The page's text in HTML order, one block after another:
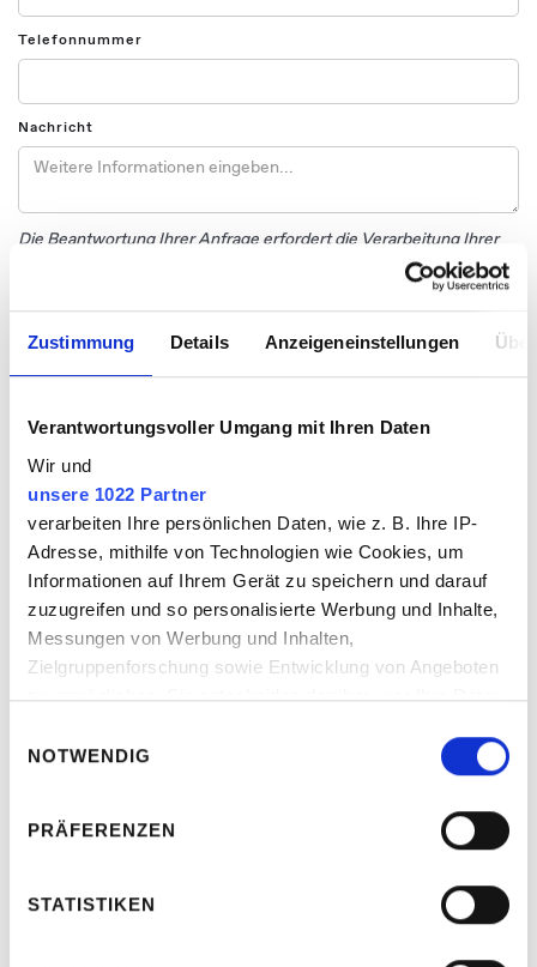
Zustimmung Details Anzeigeneinstellungen
Verantwortungsvoller Umgang mit Ihren Daten
Wir und
unsere 1022 Partner
verarbeiten Ihre persönlichen Daten, wie z. B. Ihre IP-
Adresse, mithilfe von Technologien wie Cookies, um
Informationen auf Ihrem Gerät zu speichern und darauf
zuzugreifen und so personalisierte Werbung und Inhalte,
Messungen von Werbung und Inhalten,
Zielgruppenforschung sowie Entwicklung von Angeboten
zu ermöglichen. Sie entscheiden darüber, wer Ihre Daten
jederzeit über die Cookie-Erklärung oder durch Klicken
auf das Privacy Trigger Symbol ändern oder widerrufen
Wenn Sie es erlauben, würden wir auch gerne:
erfassen, welche bis auf einige Meter genau sein
NOTWENDIG
PRÄFERENZEN
STATISTIKEN
Telefonnummer
Nachricht
Die Beantwortung Ihrer Anfrage erfordert die Verarbeitung Ihrer
personenbezogenen Daten. Weitere Informationen hierzu finden
Johannes Fischer
Geschäftsführender Gesellschafter
Johannes Fischer hat seine Schwerpunkte in
kommunikation sowie in der Strategie­­­­